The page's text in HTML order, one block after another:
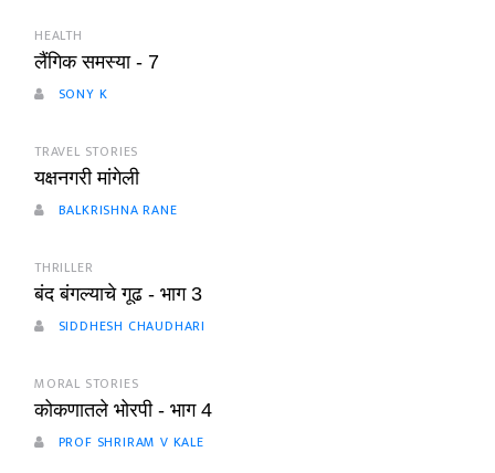
HEALTH
लैंगिक समस्या - 7
SONY K
TRAVEL STORIES
यक्षनगरी मांगेली
BALKRISHNA RANE
THRILLER
बंद बंगल्याचे गूढ - भाग 3
SIDDHESH CHAUDHARI
MORAL STORIES
कोकणातले भोरपी - भाग 4
PROF SHRIRAM V KALE